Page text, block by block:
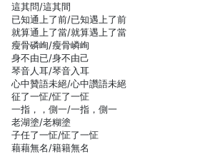
這其問/這其間
已知通上了前/已知遇上了前
就算通上了當/就算遇上了當
瘦骨磷峋/瘦骨嶙峋
身不由已/身不由己
琴音人耳/琴音入耳
心中贊語未絕/心中讚語未絕
征了一怔/怔了一怔
一指，，側一/一指，側一
老湖塗/老糊塗
子任了一怔/怔了一怔
藉藉無名/籍籍無名